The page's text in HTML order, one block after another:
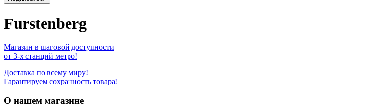
Furstenberg
Магазин в шаговой доступности
от 3-х станций метро!
Доставка по всему миру!
Гарантируем сохранность товара!
О нашем магазине